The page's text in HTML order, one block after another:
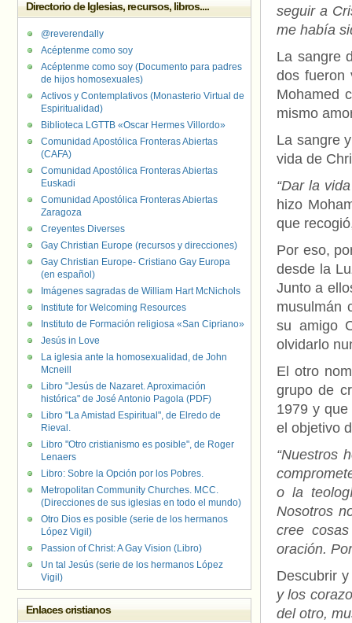
seguir a
me había
La sangre
dos fueron
Mohamed
mismo
La sangre
vida de
“Dar la
hizo
que
Por eso,
desde la
Junto a
musulmán
su amigo
olvidarlo
El otro
grupo de
1979 y
el objetivo
“Nuestros
o la
Nosotros
cree
oración.
Descubrir
y los
del otro,
Directorio de Iglesias, recursos, libros....
@reverendally
Acéptenme como soy
Acéptenme como soy (Documento para padres
de hijos homosexuales)
Activos y Contemplativos (Monasterio Virtual de
Espiritualidad)
Biblioteca LGTTB «Oscar Hermes Villordo»
Comunidad Apostólica Fronteras Abiertas
(CAFA)
Comunidad Apostólica Fronteras Abiertas
Euskadi
Comunidad Apostólica Fronteras Abiertas
Zaragoza
Creyentes Diverses
Gay Christian Europe (recursos y direcciones)
Gay Christian Europe- Cristiano Gay Europa
(en español)
Imágenes sagradas de William Hart McNichols
Institute for Welcoming Resources
Instituto de Formación religiosa «San Cipriano»
Jesús in Love
La iglesia ante la homosexualidad, de John
Mcneill
Libro "Jesús de Nazaret. Aproximación
histórica" de José Antonio Pagola (PDF)
Libro "La Amistad Espiritual", de Elredo de
Rieval.
Libro "Otro cristianismo es posible", de Roger
Lenaers
Libro: Sobre la Opción por los Pobres.
Metropolitan Community Churches. MCC.
(Direcciones de sus iglesias en todo el mundo)
Otro Dios es posible (serie de los hermanos
López Vigil)
Passion of Christ: A Gay Vision (Libro)
Un tal Jesús (serie de los hermanos López
Vigil)
Enlaces cristianos